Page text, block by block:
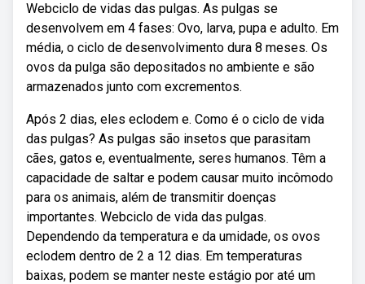
Webciclo de vidas das pulgas. As pulgas se
desenvolvem em 4 fases: Ovo, larva, pupa e adulto. Em
média, o ciclo de desenvolvimento dura 8 meses. Os
ovos da pulga são depositados no ambiente e são
armazenados junto com excrementos.
Após 2 dias, eles eclodem e. Como é o ciclo de vida
das pulgas? As pulgas são insetos que parasitam
cães, gatos e, eventualmente, seres humanos. Têm a
capacidade de saltar e podem causar muito incômodo
para os animais, além de transmitir doenças
importantes. Webciclo de vida das pulgas.
Dependendo da temperatura e da umidade, os ovos
eclodem dentro de 2 a 12 dias. Em temperaturas
baixas, podem se manter neste estágio por até um